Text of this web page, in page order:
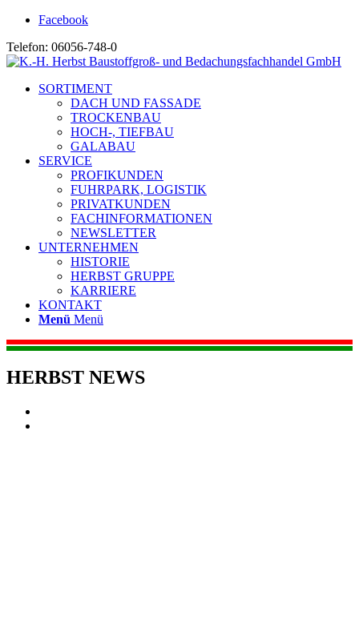
Facebook
Telefon: 06056-748-0
SORTIMENT
DACH UND FASSADE
TROCKENBAU
HOCH-, TIEFBAU
GALABAU
SERVICE
PROFIKUNDEN
FUHRPARK, LOGISTIK
PRIVATKUNDEN
FACHINFORMATIONEN
NEWSLETTER
UNTERNEHMEN
HISTORIE
HERBST GRUPPE
KARRIERE
KONTAKT
Menü Menü
HERBST NEWS